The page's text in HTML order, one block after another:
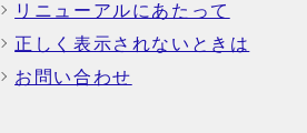
リニューアルにあたって
正しく表示されないときは
お問い合わせ